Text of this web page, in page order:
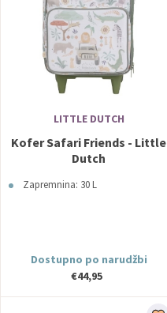
LITTLE DUTCH
Kofer Safari Friends - Little
Dutch
Zapremnina: 30 L
Dostupno po narudžbi
€44,95